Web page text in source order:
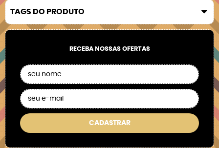
TAGS DO PRODUTO
RECEBA NOSSAS OFERTAS
CADASTRAR